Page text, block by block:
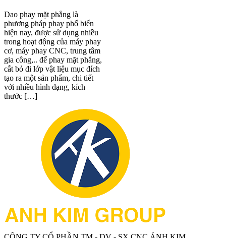
Dao phay mặt phẳng là
phương pháp phay phổ biến
hiện nay, được sử dụng nhiều
trong hoạt động của máy phay
cơ, máy phay CNC, trung tâm
gia công,.. để phay mặt phẳng,
cắt bỏ đi lớp vật liệu mục đích
tạo ra một sản phẩm, chi tiết
với nhiều hình dạng, kích
thước […]